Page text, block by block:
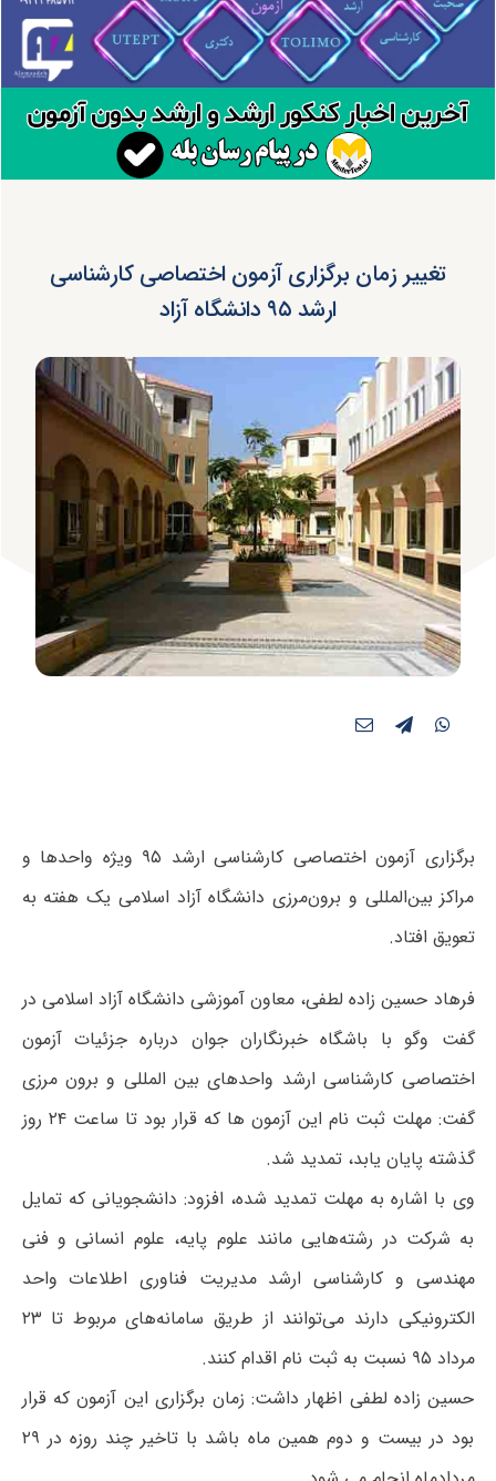
تغییر زمان برگزاری آزمون اختصاصی کارشناسی
ارشد ۹۵ دانشگاه آزاد
برگزاری آزمون اختصاصی کارشناسی ارشد ۹۵ ویژه واحدها و
مراکز بین‌المللی و برون‌مرزی دانشگاه آزاد اسلامی یک هفته به
تعویق افتاد.
فرهاد حسین زاده لطفی، معاون آموزشی دانشگاه آزاد اسلامی در
گفت وگو با باشگاه خبرنگاران جوان درباره جزئیات آزمون
اختصاصی کارشناسی ارشد واحدهای بین المللی و برون مرزی
گفت: مهلت ثبت نام این آزمون ها که قرار بود تا ساعت ۲۴ روز
گذشته پایان یابد، تمدید شد.
وی با اشاره به مهلت تمدید شده، افزود: دانشجویانی که تمایل
به شرکت در رشته‌هایی مانند علوم پایه، علوم انسانی و فنی
مهندسی و کارشناسی ارشد مدیریت فناوری اطلاعات واحد
الکترونیکی دارند می‌توانند از طریق سامانه‌های مربوط تا ۲۳
مرداد ۹۵ نسبت به ثبت نام اقدام کنند.
حسین زاده لطفی اظهار داشت: زمان برگزاری این آزمون که قرار
بود در بیست و دوم همین ماه باشد با تاخیر چند روزه در ۲۹